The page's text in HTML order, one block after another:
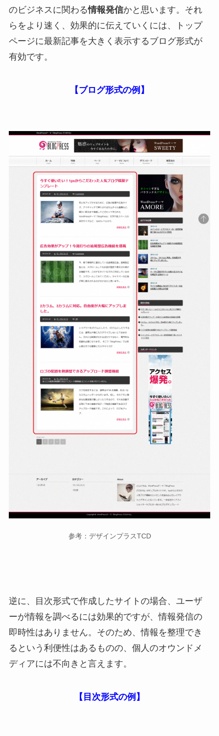
のビジネスに関わる情報発信かと思います。それ
らをより速く、効果的に伝えていくには、トップ
ページに最新記事を大きく表示するブログ形式が
有効です。
【ブログ形式の例】
参考：デザインプラスTCD
逆に、目次形式で作成したサイトの場合、ユーザ
ーが情報を調べるには効果的ですが、情報発信の
即時性はありません。そのため、情報を整理でき
るという利便性はあるものの、個人のオウンドメ
ディアには不向きと言えます。
【目次形式の例】